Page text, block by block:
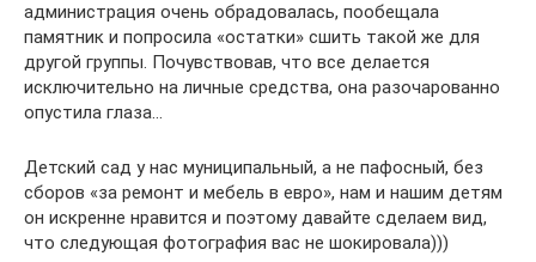
администрация очень обрадовалась, пообещала
памятник и попросила «остатки» сшить такой же для
другой группы. Почувствовав, что все делается
исключительно на личные средства, она разочарованно
опустила глаза…
Детский сад у нас муниципальный, а не пафосный, без
сборов «за ремонт и мебель в евро», нам и нашим детям
он искренне нравится и поэтому давайте сделаем вид,
что следующая фотография вас не шокировала)))